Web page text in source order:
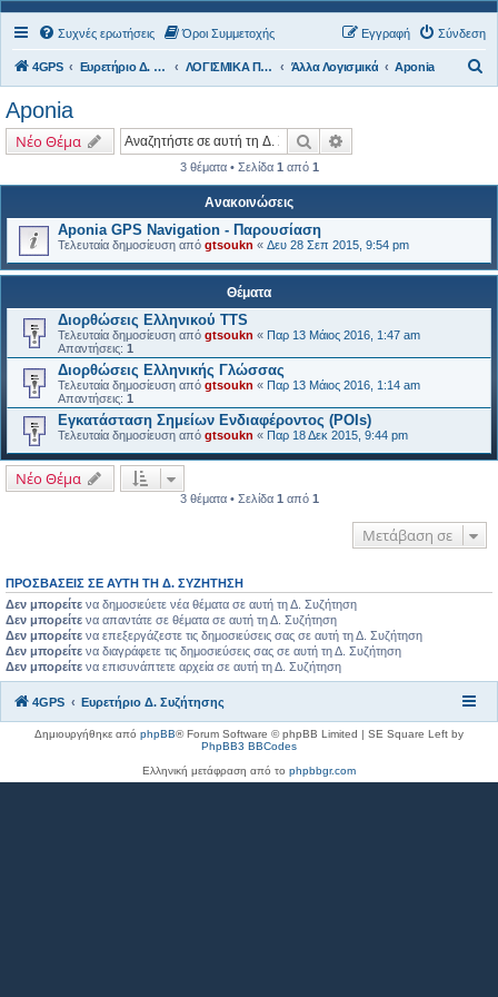
Συχνές ερωτήσεις Όροι Συμμετοχής Σύνδεση
Εγγραφή
4GPS Ευρετήριο Δ. Συζήτησης ΛΟΓΙΣΜΙΚΑ ΠΛΟΗΓΗΣΗΣ Άλλα Λογισμικά Aponia
η
Aponia
Νέο Θέμα Αναζήτηση
3 θέματα • Σελίδα 1 από 1
Ανακοινώσεις
Aponia GPS Navigation - Παρουσίαση
Τελευταία δημοσίευση από gtsoukn « Δευ 28 Σεπ 2015, 9:54 pm
Θέματα
Διορθώσεις Ελληνικού TTS
Τελευταία δημοσίευση από gtsoukn « Παρ 13 Μάιος 2016, 1:47 am
Απαντήσεις: 1
Διορθώσεις Ελληνικής Γλώσσας
Τελευταία δημοσίευση από gtsoukn « Παρ 13 Μάιος 2016, 1:14 am
Απαντήσεις: 1
Εγκατάσταση Σημείων Ενδιαφέροντος (POIs)
Τελευταία δημοσίευση από gtsoukn « Παρ 18 Δεκ 2015, 9:44 pm
Νέο Θέμα
3 θέματα • Σελίδα 1 από 1
Μετάβαση σε
ΠΡΟΣΒΆΣΕΙΣ ΣΕ ΑΥΤΉ ΤΗ Δ. ΣΥΖΉΤΗΣΗ
Δεν μπορείτε να δημοσιεύετε νέα θέματα σε αυτή τη Δ. Συζήτηση
Δεν μπορείτε να απαντάτε σε θέματα σε αυτή τη Δ. Συζήτηση
Δεν μπορείτε να επεξεργάζεστε τις δημοσιεύσεις σας σε αυτή τη Δ. Συζήτηση
Δεν μπορείτε να διαγράφετε τις δημοσιεύσεις σας σε αυτή τη Δ. Συζήτηση
Δεν μπορείτε να επισυνάπτετε αρχεία σε αυτή τη Δ. Συζήτηση
4GPS Ευρετήριο Δ. Συζήτησης
Δημιουργήθηκε από phpBB® Forum Software © phpBB Limited | SE Square Left by
PhpBB3 BBCodes
Ελληνική μετάφραση από το phpbbgr.com